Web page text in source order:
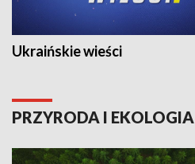
Ukraińskie wieści
PRZYRODA I EKOLOGIA